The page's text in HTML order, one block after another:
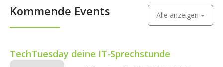
Kommende Events Alle anzeigen
TechTuesday deine IT-Sprechstunde